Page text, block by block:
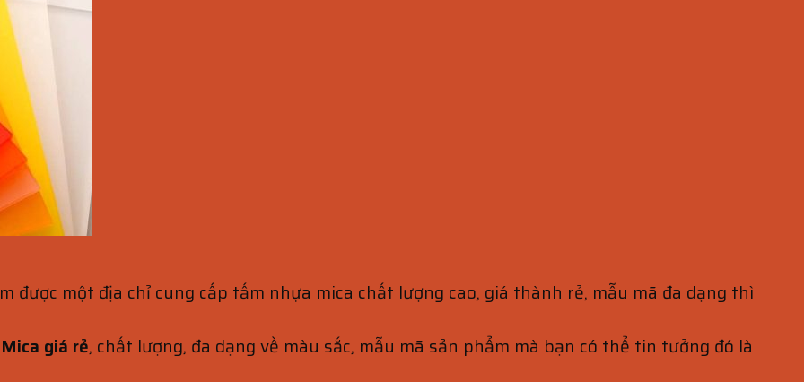
được một địa chỉ cung cấp tấm nhựa mica chất lượng cao, giá thành rẻ, mẫu mã đa dạng thì
giá rẻ, chất lượng, đa dạng về màu sắc, mẫu mã sản phẩm mà bạn có thể tin tưởng đó là